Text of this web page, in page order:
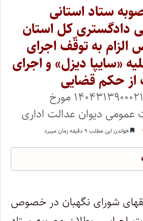
ستاد استانی
دادگستری کل استان
به توقّف اجرای
«سایپا دیزل» و اجرای
از حکم قضایی
رای شماره ۱۴۰۴۳۱۳۹۰۰۰۲۱۱۴۰۲۵ مورخ
خواندن این مطلب ۹ دقیقه زمان میبرد
شورای نگهبان در خصوص